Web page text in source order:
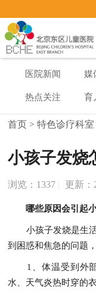
医院新闻 媒
热点关注 育
首页 >特色诊疗科室
小孩子发烧
浏览： 1337 | 更新：
哪些原因会引起
小孩子发烧是生活
到困惑和焦急的问题
1、体温受到外部
水、天气炎热时穿的